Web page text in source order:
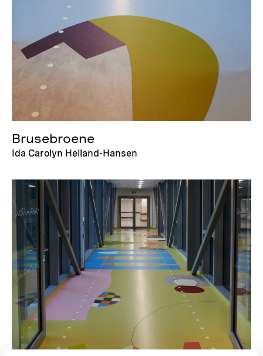
Brusebroene
Ida Carolyn Helland-Hansen